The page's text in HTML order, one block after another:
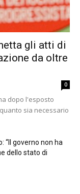
gli atti di
da oltre
0
dopo l'esposto
sia necessario
“Il governo non ha
dello stato di